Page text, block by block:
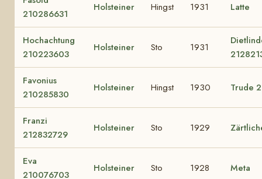
210286631
Holsteiner Hingst 1931 Latte
Hochachtung
210223603
Holsteiner Sto 1931
Favonius
210285830
Holsteiner Hingst 1930 Trude
Franzi
212832729
Holsteiner Sto 1929
Eva
210076703
Holsteiner Sto 1928 Meta